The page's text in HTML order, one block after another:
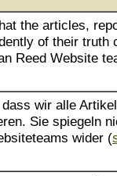
the articles,
of their truth
Reed Website
wir alle
Sie spiegeln
wider (